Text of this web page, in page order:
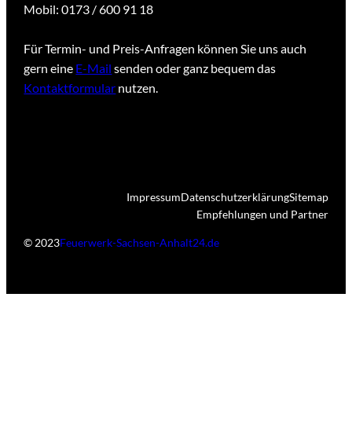
Mobil: 0173 / 600 91 18
Für Termin- und Preis-Anfragen können Sie uns auch
gern eine E-Mail senden oder ganz bequem das
Kontaktformular nutzen.
© 2023Feuerwerk-Sachsen-Anhalt24.de
ImpressumDatenschutzerklärungSitemap
Empfehlungen und Partner